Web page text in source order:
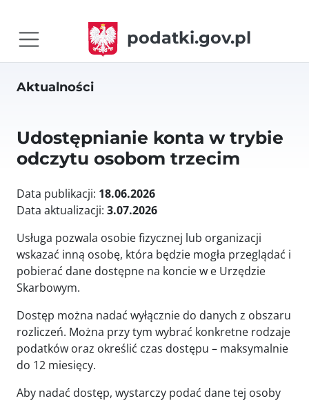
podatki.gov.pl
Aktualności
Udostępnianie konta w trybie
odczytu osobom trzecim
Data publikacji: 18.06.2026
Data aktualizacji: 3.07.2026
Usługa pozwala osobie fizycznej lub organizacji
wskazać inną osobę, która będzie mogła przeglądać i
pobierać dane dostępne na koncie w e Urzędzie
Skarbowym.
Dostęp można nadać wyłącznie do danych z obszaru
rozliczeń. Można przy tym wybrać konkretne rodzaje
podatków oraz określić czas dostępu – maksymalnie
do 12 miesięcy.
Aby nadać dostęp, wystarczy podać dane tej osoby